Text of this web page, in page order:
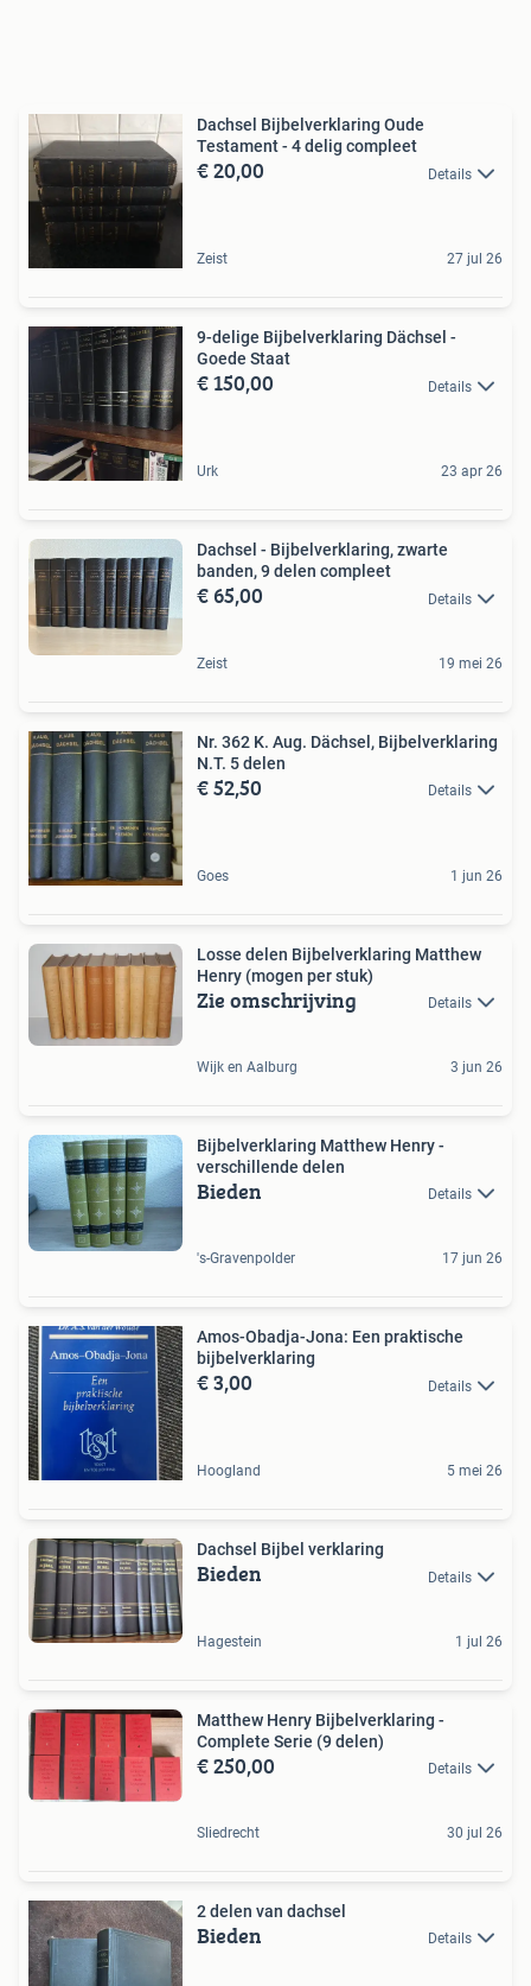
Dachsel Bijbelverklaring Oude
Testament - 4 delig compleet
€ 20,00 Details
Zeist 27 jul 26
9-delige Bijbelverklaring Dächsel -
Goede Staat
€ 150,00 Details
Urk 23 apr 26
Dachsel - Bijbelverklaring, zwarte
banden, 9 delen compleet
€ 65,00 Details
Zeist 19 mei 26
Nr. 362 K. Aug. Dächsel, Bijbelverklaring
N.T. 5 delen
€ 52,50 Details
Goes 1 jun 26
Losse delen Bijbelverklaring Matthew
Henry (mogen per stuk)
Zie omschrijving Details
Wijk en Aalburg 3 jun 26
Bijbelverklaring Matthew Henry -
verschillende delen
Bieden Details
's-Gravenpolder 17 jun 26
Amos-Obadja-Jona: Een praktische
bijbelverklaring
€ 3,00 Details
Hoogland 5 mei 26
Dachsel Bijbel verklaring
Bieden Details
Hagestein 1 jul 26
Matthew Henry Bijbelverklaring -
Complete Serie (9 delen)
€ 250,00 Details
Sliedrecht 30 jul 26
2 delen van dachsel
Bieden Details